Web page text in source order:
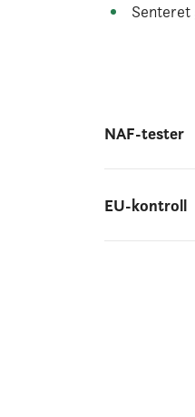
NAF-tester
EU-kontroll